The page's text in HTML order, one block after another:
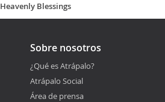
Heavenly Blessings
Sobre nosotros
¿Qué es Atrápalo?
Atrápalo Social
Área de prensa